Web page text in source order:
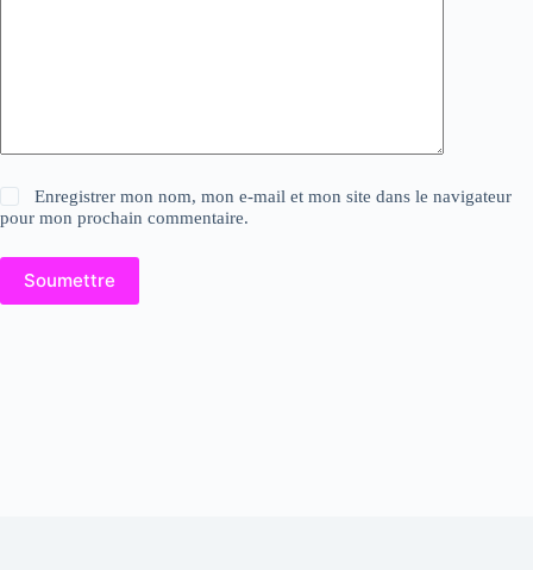
Enregistrer mon nom, mon e-mail et mon site dans le navigateur
pour mon prochain commentaire.
Soumettre